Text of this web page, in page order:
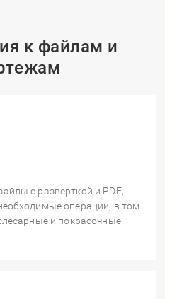
к файлам и
с развёрткой и PDF,
операции, в том
и покрасочные